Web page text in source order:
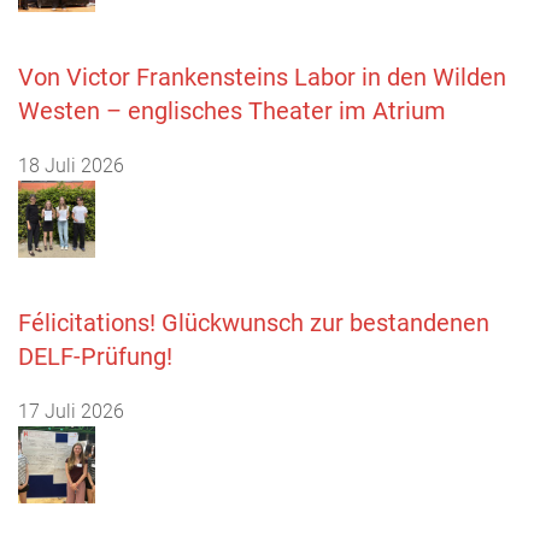
Von Victor Frankensteins Labor in den Wilden
Westen – englisches Theater im Atrium
18 Juli 2026
Félicitations! Glückwunsch zur bestandenen
DELF-Prüfung!
17 Juli 2026